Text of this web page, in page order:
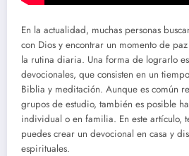
En la actualidad, muchas personas
con Dios y encontrar un momento de
la rutina diaria. Una forma de lograrlo
devocionales, que consisten en un
Biblia y meditación. Aunque es común
grupos de estudio, también es posible
individual o en familia. En este artículo,
puedes crear un devocional en casa y
espirituales.